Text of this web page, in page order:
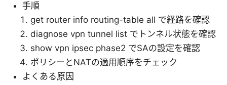
手順
get router info routing-table all で経路を確認
diagnose vpn tunnel list でトンネル状態を確認
show vpn ipsec phase2 でSAの設定を確認
ポリシーとNATの適用順序をチェック
よくある原因